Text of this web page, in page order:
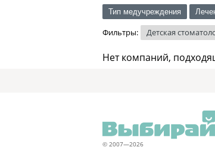
Тип медучреждения
Фильтры: Детская
Нет компаний,
© 2007—2026